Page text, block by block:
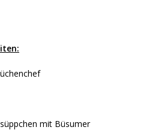
mit Büsumer